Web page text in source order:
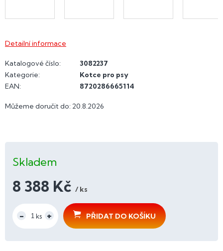
Můžeme doručit do: 20.8.2026
Skladem
8 388 Kč / ks
cena:
PŘIDAT DO KOŠÍKU
Detailní informace
Katalogové číslo:
3082237
Kategorie:
Kotce pro psy
EAN: 8720286665114